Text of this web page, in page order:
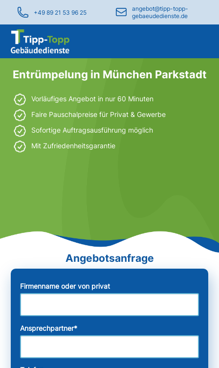
+49 89 21 53 96 25
angebot@tipp-topp-
gebaeudedienste.de
Entrümpelung in München Parkstadt
Vorläufiges Angebot in nur 60 Minuten
Faire Pauschalpreise für Privat & Gewerbe
Sofortige Auftragsausführung möglich
Mit Zufriedenheitsgarantie
Firmenname oder von privat
Ansprechpartner*